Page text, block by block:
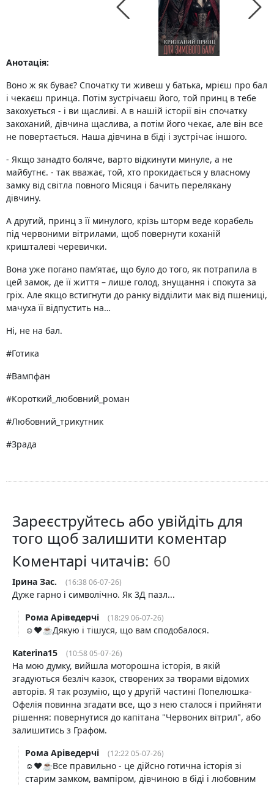
Анотація:
Воно ж як буває? Спочатку ти живеш у батька, мрієш про бал
і чекаєш принца. Потім зустрічаєш його, той принц в тебе
закохується - і ви щасливі. А в нашій історії він спочатку
закоханий, дівчина щаслива, а потім його чекає, але він все
не повертається. Наша дівчина в біді і зустрічає іншого.
- Якщо занадто боляче, варто відкинути минуле, а не
майбутнє. - так вважає, той, хто прокидається у власному
замку від світла повного Місяця і бачить перелякану
дівчину.
А другий, принц з її минулого, крізь шторм веде корабель
під червоними вітрилами, щоб повернути коханій
кришталеві черевички.
Вона уже погано пам’ятає, що було до того, як потрапила в
цей замок, де її життя – лише голод, знущання і спокута за
гріх. Але якщо встигнути до ранку відділити мак від пшениці,
мачуха її відпустить на…
Ні, не на бал.
#Готика
#Вампфан
#Короткий_любовний_роман
#Любовний_трикутник
#Зрада
Зареєструйтесь або увійдіть для
того щоб залишити коментар
Коментарі читачів:
Ірина Зас. (16:38 06-07-26)
Дуже гарно і символічно. Як 3Д пазл...
Рома Аріведерчі
(18:29 06-07-26)
☺️❤️☕️Дякую і тішуся, що вам сподобалося.
Katerina15
(10:58 05-07-26)
На мою думку, вийшла моторошна історія, в якій
згадуються безліч казок, створених за творами відомих
авторів. Я так розумію, що у другій частині Попелюшка-
Офелія повинна згадати все, що з нею сталося і прийняти
рішення: повернутися до капітана "Червоних вітрил", або
залишитись з Графом.
Рома Аріведерчі
(12:22 05-07-26)
☺️❤️☕️Все правильно - це дійсно готична історія зі
старим замком, вампіром, дівчиною в біді і любовним